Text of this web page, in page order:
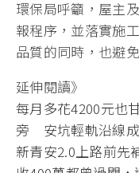
環保局呼籲，屋主
報程序，並落實施
品質的同時，也避
延伸閱讀》
每月多花4200元也
旁 安坑輕軌沿線
新青安2.0上路前先